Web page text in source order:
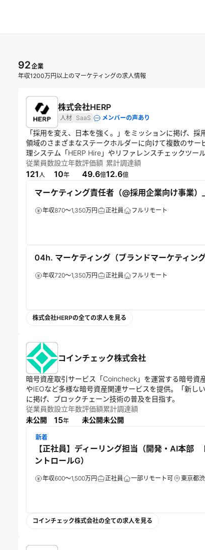
92企業
年収1200万円以上のマーケティングの求人情報
株式会社HERP
人材 SaaS メンバーの声あり
「採用を変え、日本を強く。」をミッションに掲げ、
領域のさまざまなステークホルダーに向けて複数のサ
理システム「HERP Hire」やリファレンスチェックツー
ブミル」などの提供を通じて、企業と人材の最適なマッ
従業員数
121人
設立年数
10年
評価額
49.6億
累計調達額
12.6億
マーケティング責任者（@採用企業向け事業
年収870～1,350万円 正社員 フルリモート
04h. マーケティング（ブランドマーケティン
年収720～1,350万円 正社員 フルリモート
株式会社HERPの全ての求人を見る
コインチェック株式会社
暗号資産取引サービス「Coincheck」を運営する暗号資
やIEOなど多様な暗号資産関連サービスを提供。「新し
従業員数
未公開
設立年数
15年
評価額
未公開
累計調達額
未公開
新着
【正社員】ディーリング担当（開発・AI本部
ントロールG）
年収600～1,500万円 正社員 一部リモート可 東京都
コインチェック株式会社の全ての求人を見る